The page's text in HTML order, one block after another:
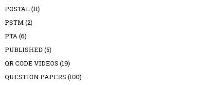
POSTAL(11)
PSTM (2)
PTA(6)
PUBLISHED (5)
QR CODE VIDEOS (19)
QUESTION PAPERS (100)